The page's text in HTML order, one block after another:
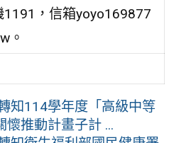
，信箱yoyo169877
。
知114學年度「高級中等
推動計畫子計 ...